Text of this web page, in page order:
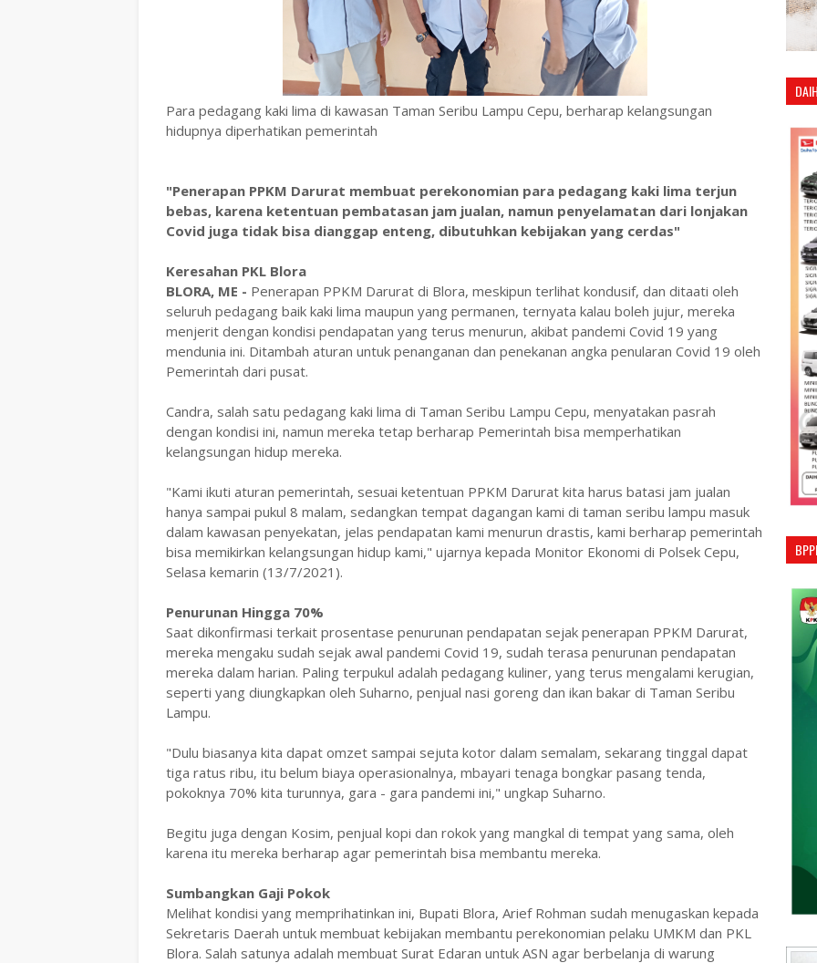
Para pedagang kaki lima di kawasan Taman Seribu Lampu Cepu, berharap kelangsungan
hidupnya diperhatikan pemerintah
"Penerapan PPKM Darurat membuat perekonomian para pedagang kaki lima terjun
bebas, karena ketentuan pembatasan jam jualan, namun penyelamatan dari lonjakan
Covid juga tidak bisa dianggap enteng, dibutuhkan kebijakan yang cerdas"
Keresahan PKL Blora
BLORA, ME - Penerapan PPKM Darurat di Blora, meskipun terlihat kondusif, dan ditaati oleh
seluruh pedagang baik kaki lima maupun yang permanen, ternyata kalau boleh jujur, mereka
menjerit dengan kondisi pendapatan yang terus menurun, akibat pandemi Covid 19 yang
mendunia ini. Ditambah aturan untuk penanganan dan penekanan angka penularan Covid 19 oleh
Pemerintah dari pusat.
Candra, salah satu pedagang kaki lima di Taman Seribu Lampu Cepu, menyatakan pasrah
dengan kondisi ini, namun mereka tetap berharap Pemerintah bisa memperhatikan
kelangsungan hidup mereka.
"Kami ikuti aturan pemerintah, sesuai ketentuan PPKM Darurat kita harus batasi jam jualan
hanya sampai pukul 8 malam, sedangkan tempat dagangan kami di taman seribu lampu masuk
dalam kawasan penyekatan, jelas pendapatan kami menurun drastis, kami berharap pemerintah
bisa memikirkan kelangsungan hidup kami," ujarnya kepada Monitor Ekonomi di Polsek Cepu,
Selasa kemarin (13/7/2021).
Penurunan Hingga 70%
Saat dikonfirmasi terkait prosentase penurunan pendapatan sejak penerapan PPKM Darurat,
mereka mengaku sudah sejak awal pandemi Covid 19, sudah terasa penurunan pendapatan
mereka dalam harian. Paling terpukul adalah pedagang kuliner, yang terus mengalami kerugian,
seperti yang diungkapkan oleh Suharno, penjual nasi goreng dan ikan bakar di Taman Seribu
Lampu.
"Dulu biasanya kita dapat omzet sampai sejuta kotor dalam semalam, sekarang tinggal dapat
tiga ratus ribu, itu belum biaya operasionalnya, mbayari tenaga bongkar pasang tenda,
pokoknya 70% kita turunnya, gara - gara pandemi ini," ungkap Suharno.
Begitu juga dengan Kosim, penjual kopi dan rokok yang mangkal di tempat yang sama, oleh
karena itu mereka berharap agar pemerintah bisa membantu mereka.
Sumbangkan Gaji Pokok
Melihat kondisi yang memprihatinkan ini, Bupati Blora, Arief Rohman sudah menugaskan kepada
Sekretaris Daerah untuk membuat kebijakan membantu perekonomian pelaku UMKM dan PKL
Blora. Salah satunya adalah membuat Surat Edaran untuk ASN agar berbelanja di warung